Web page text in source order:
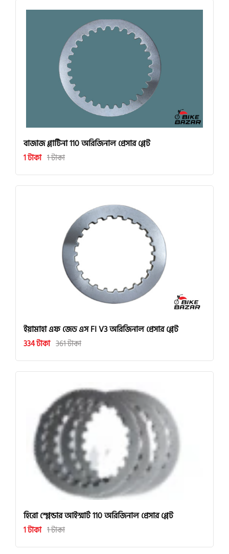
বাজাজ প্লাটিনা 110 অরিজিনাল প্রেসার প্লেট
1 টাকা 1 টাকা
ইয়ামাহা এফ জেড এস FI V3 অরিজিনাল প্রেসার প্লেট
334 টাকা 361 টাকা
হিরো স্প্লেন্ডার আইস্মার্ট 110 অরিজিনাল প্রেসার প্লেট
1 টাকা 1 টাকা